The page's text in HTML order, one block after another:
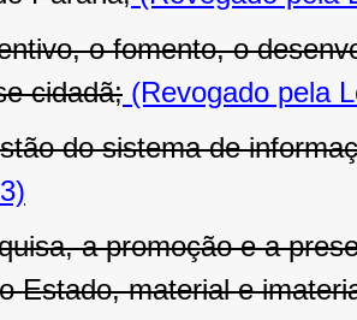
o fomento, o
cidadã; (Revogado pela
do sistema de
a promoção e a
Estado, material e